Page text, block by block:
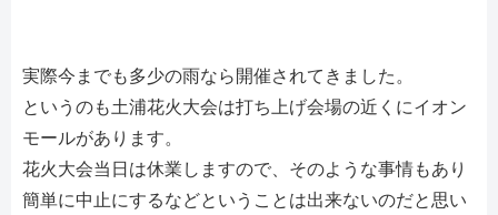
実際今までも多少の雨なら開催されてきました。
というのも土浦花火大会は打ち上げ会場の近くにイオン
モールがあります。
花火大会当日は休業しますので、そのような事情もあり
簡単に中止にするなどということは出来ないのだと思い